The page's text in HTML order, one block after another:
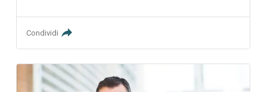
Condividi